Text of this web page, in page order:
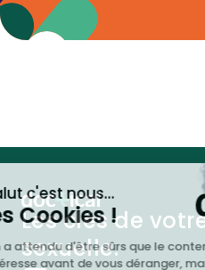
👉 Un accès immédiat au
Les clés de
sexuelle.